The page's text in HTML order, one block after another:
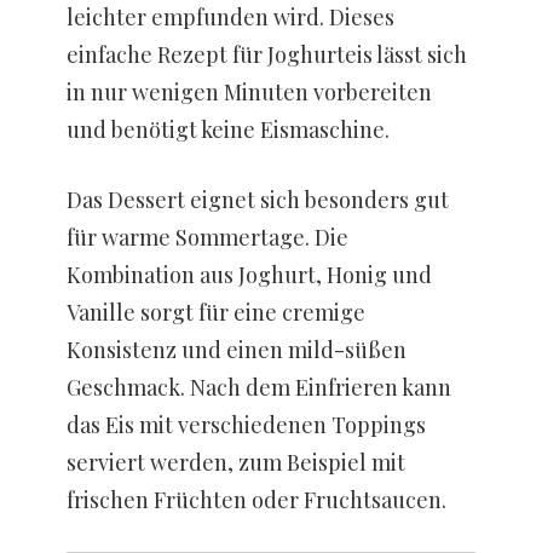
leichter empfunden wird. Dieses
einfache Rezept für Joghurteis lässt sich
in nur wenigen Minuten vorbereiten
und benötigt keine Eismaschine.
Das Dessert eignet sich besonders gut
für warme Sommertage. Die
Kombination aus Joghurt, Honig und
Vanille sorgt für eine cremige
Konsistenz und einen mild-süßen
Geschmack. Nach dem Einfrieren kann
das Eis mit verschiedenen Toppings
serviert werden, zum Beispiel mit
frischen Früchten oder Fruchtsaucen.